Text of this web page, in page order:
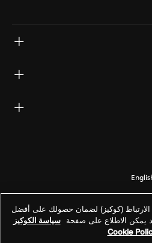
(كوكيز) لضمان حصولك على أفضل
يمكن الاطلاع على صفحة سياسة الكوكيز
Cookie